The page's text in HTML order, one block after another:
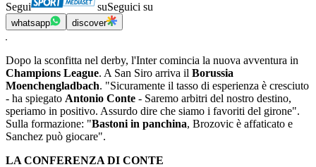
Segui suSeguici su
whatsapp discover
Dopo la sconfitta nel derby, l'Inter comincia la nuova avventura in
Champions League. A San Siro arriva il Borussia
Moenchengladbach. "Sicuramente il tasso di esperienza è cresciuto
- ha spiegato Antonio Conte - Saremo arbitri del nostro destino,
speriamo in positivo. Assurdo dire che siamo i favoriti del girone".
Sulla formazione: "Bastoni in panchina, Brozovic è affaticato e
Sanchez può giocare".
LA CONFERENZA DI CONTE